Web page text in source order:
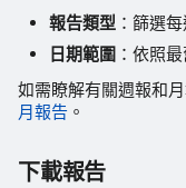
報告類型 ：篩選
日期範圍 ：依照
如需瞭解有關週報和
月報告 。
下載報告